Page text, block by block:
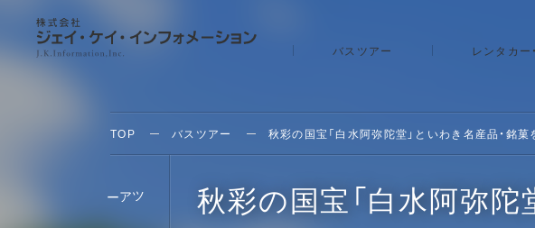
バスツアー レンタカー
TOP バスツアー 秋彩の国宝「白水阿弥陀堂」といわき名産品・銘菓
ツア 秋彩の国宝「白水阿弥